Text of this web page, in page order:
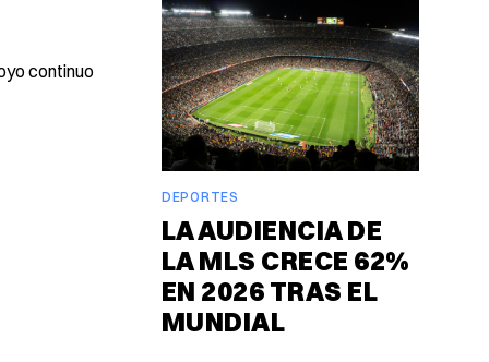
continuo
DEPORTES
LA AUDIENCIA DE
LA MLS CRECE 62%
EN 2026 TRAS EL
MUNDIAL